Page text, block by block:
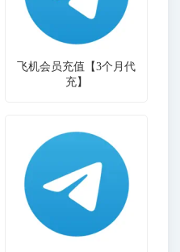
飞机会员充值【3个月代
充】